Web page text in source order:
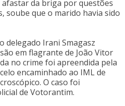
afastar da briga por questões
soube que o marido havia sido
delegado Irani Smagasz
em flagrante de João Vitor
no crime foi apreendida pela
encaminhado ao IML de
O caso foi
de Votorantim.